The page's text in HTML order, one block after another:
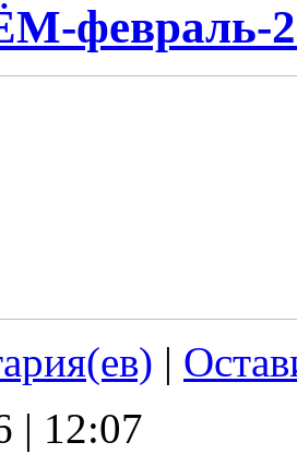
февраль-
|
| 12:07